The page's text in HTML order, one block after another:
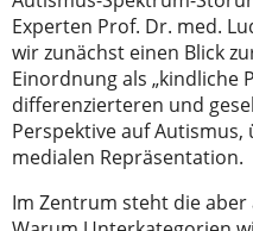
Experten Prof. Dr. med.
wir zunächst einen Blick
Einordnung als „kindliche
differenzierteren und
Perspektive auf
medialen Repräsentation.
Im Zentrum steht die aber